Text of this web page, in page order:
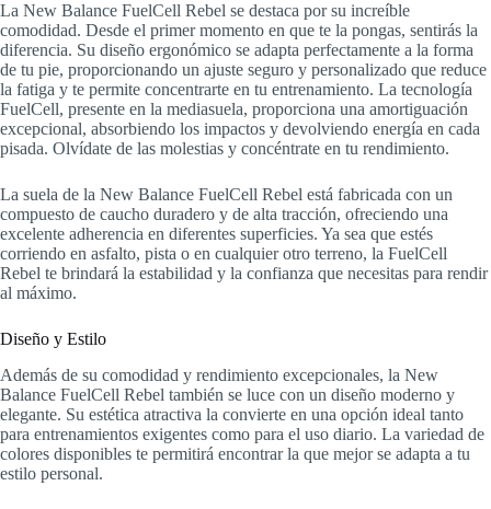
La New Balance FuelCell Rebel se destaca por su increíble
comodidad. Desde el primer momento en que te la pongas, sentirás la
diferencia. Su diseño ergonómico se adapta perfectamente a la forma
de tu pie, proporcionando un ajuste seguro y personalizado que reduce
la fatiga y te permite concentrarte en tu entrenamiento. La tecnología
FuelCell, presente en la mediasuela, proporciona una amortiguación
excepcional, absorbiendo los impactos y devolviendo energía en cada
pisada. Olvídate de las molestias y concéntrate en tu rendimiento.
La suela de la New Balance FuelCell Rebel está fabricada con un
compuesto de caucho duradero y de alta tracción, ofreciendo una
excelente adherencia en diferentes superficies. Ya sea que estés
corriendo en asfalto, pista o en cualquier otro terreno, la FuelCell
Rebel te brindará la estabilidad y la confianza que necesitas para rendir
al máximo.
Diseño y Estilo
Además de su comodidad y rendimiento excepcionales, la New
Balance FuelCell Rebel también se luce con un diseño moderno y
elegante. Su estética atractiva la convierte en una opción ideal tanto
para entrenamientos exigentes como para el uso diario. La variedad de
colores disponibles te permitirá encontrar la que mejor se adapta a tu
estilo personal.